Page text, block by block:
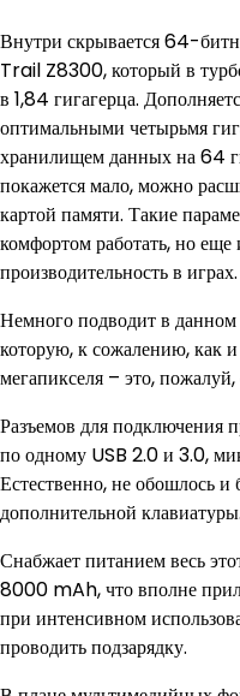
Внутри скрывается 64-
Trail Z8300, который в
в 1,84 гигагерца.
оптимальными четырьмя
хранилищем данных на 64
покажется мало, можно
картой памяти. Такие
комфортом работать, но еще
производительность в играх.
Немного подводит в данном
которую, к сожалению, как
мегапикселя – это,
Разъемов для подключения
по одному USB 2.0 и 3.0,
Естественно, не обошлось
дополнительной клавиатуры.
Снабжает питанием весь
8000 mAh, что вполне
при интенсивном
проводить подзарядку.